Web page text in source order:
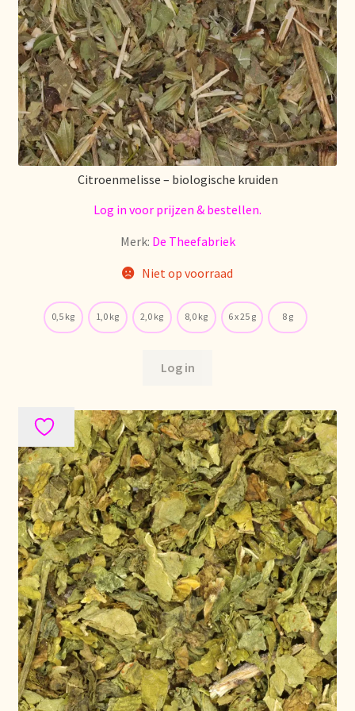
Retouren en garantie
Retours et garantie
Returns and warranty
Rücksendungen und Garantie
Sécurité alimentaire
Seguridad alimentaria
Sortiment
Surtido
Terms and Conditions
Über uns
Unsere Vision von Tee
Versand und Lieferung
Verzenden en bezorgen
Voedselveiligheid
Citroenmelisse – biologische kruiden
Log in voor prijzen & bestellen.
Merk: De Theefabriek
Niet op voorraad
0,5 kg 1,0 kg 2,0 kg 8,0 kg 6 x 25 g 8 g
Log in